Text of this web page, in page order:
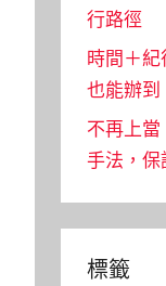
行路徑
時間＋
也能辦到
不再上
手法，保
標籤